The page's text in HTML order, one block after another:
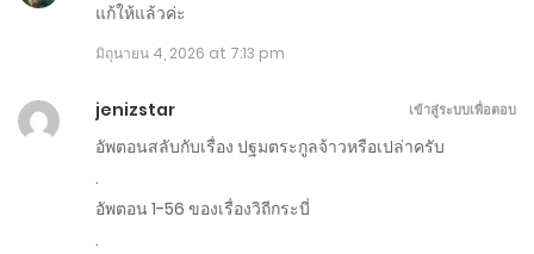
กรกฎาคม 5, 2026
มิถุนายน 9, 2026
ตอนที่ 1-101
พฤษภาคม 17, 2026
แก้ให้แล้วค่ะ
มิถุนายน 4, 2026 at 7:13 pm
jenizstar
อัพตอนสลับกับเรื่อง ปฐมตระกูลจ้าวหรือเปล่าครับ
.
อัพตอน 1-56 ของเรื่องวิถีกระบี่
.
เข้าสู่ระบบเพื่อตอบ